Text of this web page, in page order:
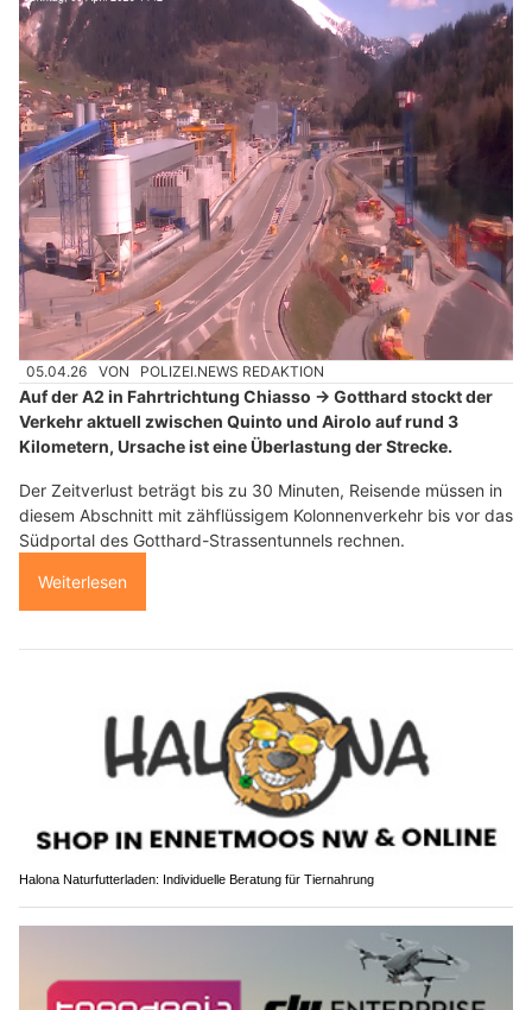
05.04.26 VON POLIZEI.NEWS REDAKTION
Auf der A2 in Fahrtrichtung Chiasso → Gotthard stockt der
Verkehr aktuell zwischen Quinto und Airolo auf rund 3
Kilometern, Ursache ist eine Überlastung der Strecke.
Der Zeitverlust beträgt bis zu 30 Minuten, Reisende müssen in
diesem Abschnitt mit zähflüssigem Kolonnenverkehr bis vor das
Südportal des Gotthard-Strassentunnels rechnen.
Weiterlesen
Halona Naturfutterladen: Individuelle Beratung für Tiernahrung